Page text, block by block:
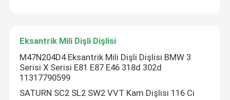
Değişken Triger Kayışı
Eksantrik Mili Dişli Dişlisi
M47N204D4 Eksantrik Mili Dişli Dişlisi BMW 3
Serisi X Serisi E81 E87 E46 318d 302d
11317790599
SATURN SC2 SL2 SW2 VVT Kam Dişlisi 116 Ci